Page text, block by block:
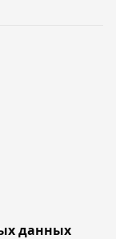
данных